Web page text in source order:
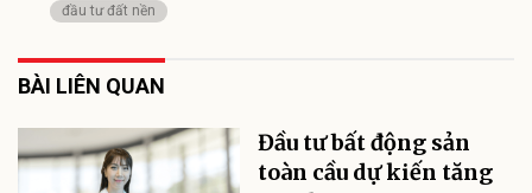
đầu tư đất nền
BÀI LIÊN QUAN
Đầu tư bất động sản
toàn cầu dự kiến tăng